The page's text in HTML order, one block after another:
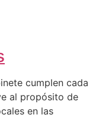
cumplen cada
al propósito de
en las